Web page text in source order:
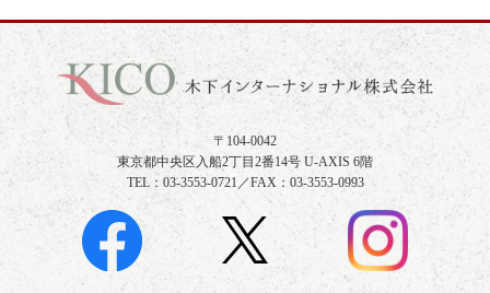
〒104-0042
東京都中央区入船2丁目2番14号 U-AXIS 6階
TEL：03-3553-0721／FAX：03-3553-0993